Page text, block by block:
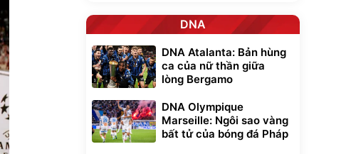
DNA
DNA Atalanta: Bản hùng
ca của nữ thần giữa
lòng Bergamo
DNA Olympique
Marseille: Ngôi sao vàng
bất tử của bóng đá Pháp